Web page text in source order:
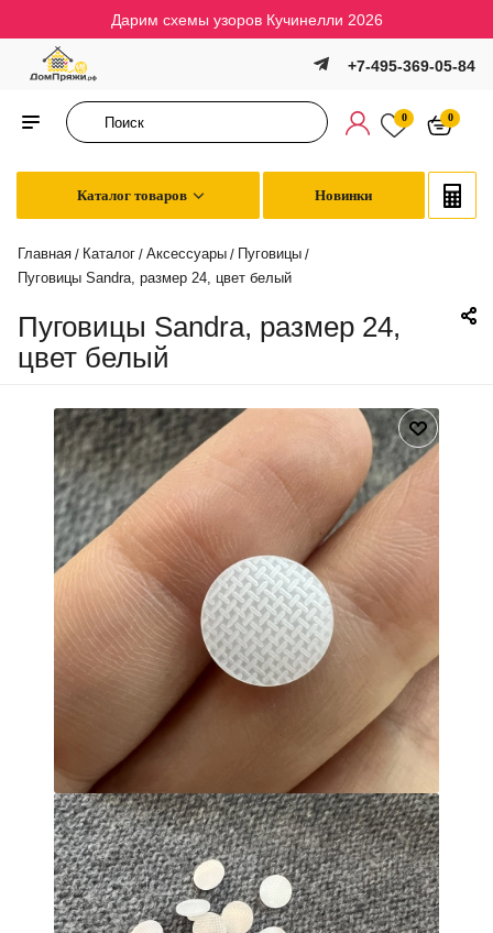
Дарим схемы узоров Кучинелли 2026
+7-495-369-05-84
0 0
Каталог товаров Новинки
Главная / Каталог / Аксессуары / Пуговицы /
Пуговицы Sandra, размер 24, цвет белый
Пуговицы Sandra, размер 24,
цвет белый